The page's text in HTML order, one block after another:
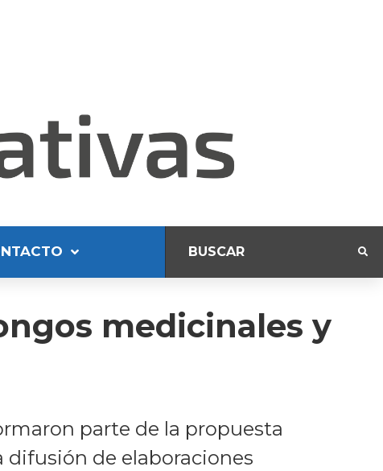
medicinales y
parte de la propuesta
de elaboraciones